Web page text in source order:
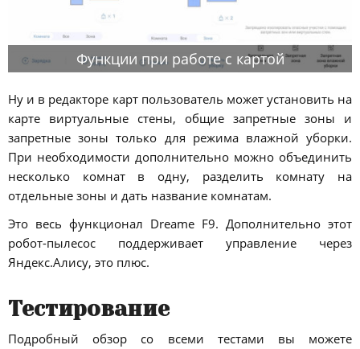
Функции при работе с картой
Ну и в редакторе карт пользователь может установить на
карте виртуальные стены, общие запретные зоны и
запретные зоны только для режима влажной уборки.
При необходимости дополнительно можно объединить
несколько комнат в одну, разделить комнату на
отдельные зоны и дать название комнатам.
Это весь функционал Dreame F9. Дополнительно этот
робот-пылесос поддерживает управление через
Яндекс.Алису, это плюс.
Тестирование
Подробный обзор со всеми тестами вы можете